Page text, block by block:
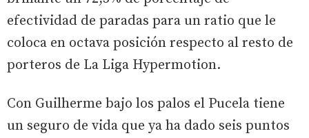
efectividad de paradas para un ratio que le
coloca en octava posición respecto al resto de
porteros de La Liga Hypermotion.
Con Guilherme bajo los palos el Pucela tiene
un seguro de vida que ya ha dado seis puntos